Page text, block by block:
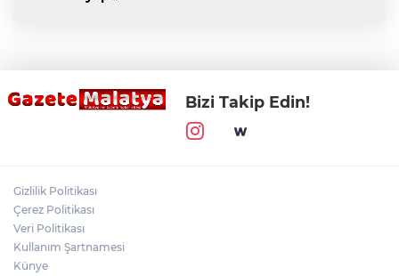
Bizi Takip Edin!
Gizlilik Politikası
Çerez Politikası
Veri Politikası
Kullanım Şartnamesi
Künye